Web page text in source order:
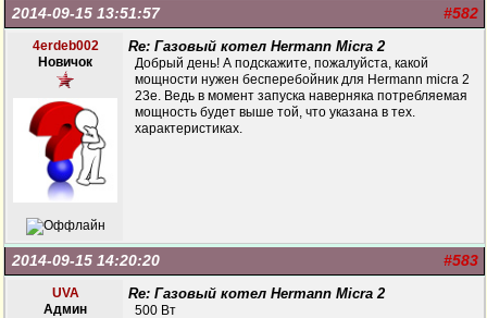
#582
2014-09-15 13:51:57
4erdeb002
Новичок
Re: Газовый котел Hermann Micra 2
Добрый день! А подскажите, пожалуйста, какой
мощности нужен бесперебойник для Нermann micra 2
23e. Ведь в момент запуска наверняка потребляемая
мощность будет выше той, что указана в тех.
характеристиках.
#583
2014-09-15 14:20:20
UVA
Админ
Re: Газовый котел Hermann Micra 2
500 Вт